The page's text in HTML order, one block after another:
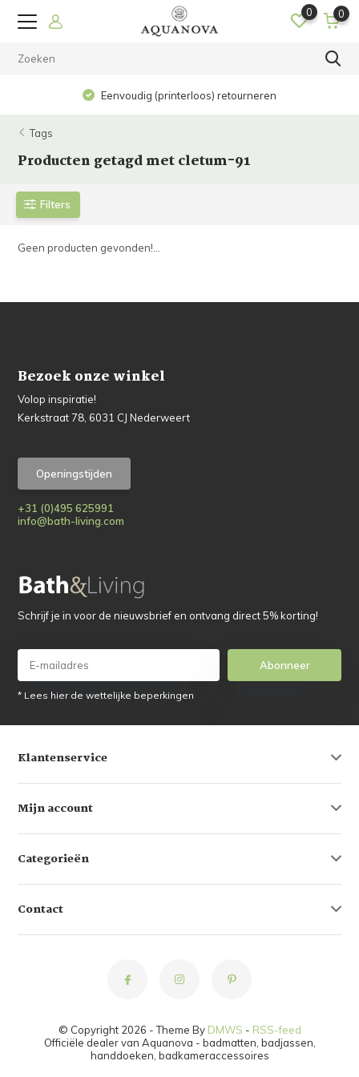
0 0
Eenvoudig (printerloos) retourneren
Tags
Producten getagd met cletum-91
Filters
Geen producten gevonden!...
Bezoek onze winkel
Volop inspiratie!
Kerkstraat 78, 6031 CJ Nederweert
Openingstijden
+31 (0)495 625991
info@bath-living.com
Schrijf je in voor de nieuwsbrief en ontvang direct 5% korting!
Abonneer
* Lees hier de wettelijke beperkingen
Klantenservice
Mijn account
Categorieën
Contact
© Copyright 2026 - Theme By DMWS - RSS-feed
Officiële dealer van Aquanova - badmatten, badjassen,
handdoeken, badkameraccessoires